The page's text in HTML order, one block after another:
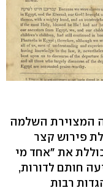
1526. זו ההגדה המצוירת השלמה
פירוש קצר
את "אחד מי
חותם לדורות,
רבות